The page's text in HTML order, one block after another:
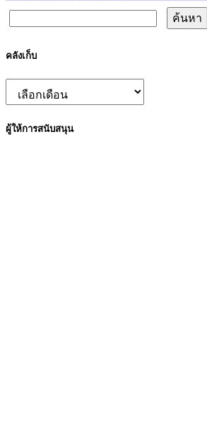
ค้นหา
สำหรับ:
คลังเก็บ
คลัง
เก็บ
ผู้ให้การสนับสนุน